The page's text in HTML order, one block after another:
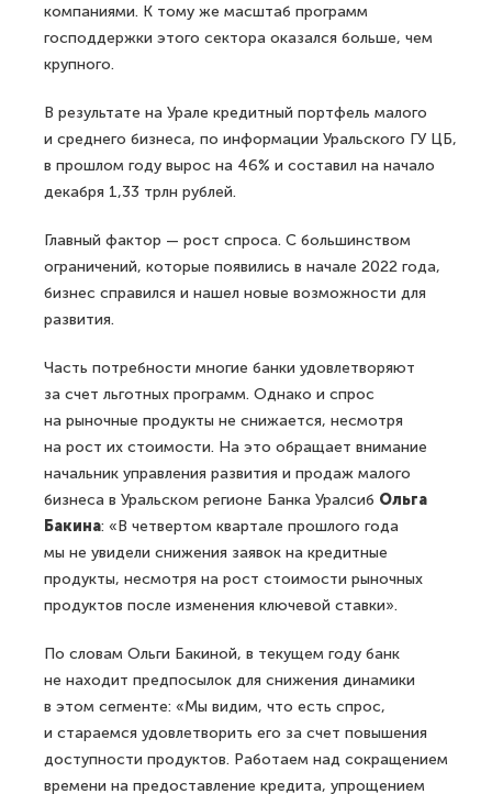
компаниями. К тому же масштаб программ
господдержки этого сектора оказался больше, чем
крупного.
В результате на Урале кредитный портфель малого
и среднего бизнеса, по информации Уральского ГУ ЦБ,
в прошлом году вырос на 46% и составил на начало
декабря 1,33 трлн рублей.
Главный фактор — рост спроса. С большинством
ограничений, которые появились в начале 2022 года,
бизнес справился и нашел новые возможности для
развития.
Часть потребности многие банки удовлетворяют
за счет льготных программ. Однако и спрос
на рыночные продукты не снижается, несмотря
на рост их стоимости. На это обращает внимание
начальник управления развития и продаж малого
бизнеса в Уральском регионе Банка Уралсиб Ольга
Бакина: «В четвертом квартале прошлого года
мы не увидели снижения заявок на кредитные
продукты, несмотря на рост стоимости рыночных
продуктов после изменения ключевой ставки».
По словам Ольги Бакиной, в текущем году банк
не находит предпосылок для снижения динамики
в этом сегменте: «Мы видим, что есть спрос,
и стараемся удовлетворить его за счет повышения
доступности продуктов. Работаем над сокращением
времени на предоставление кредита, упрощением